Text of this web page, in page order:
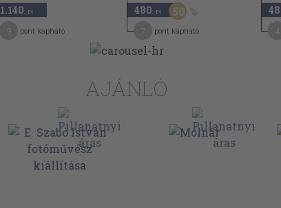
1.140 ,-Ft
pont kapható
480 ,-Ft 50
pont kapható
AJÁNLÓ